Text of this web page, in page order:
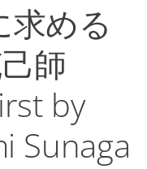
求める
師
by
Sunaga